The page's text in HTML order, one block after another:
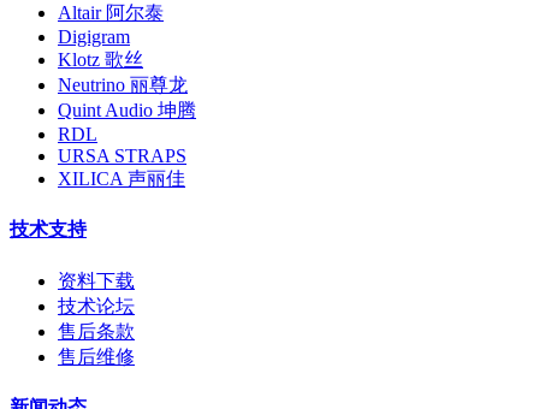
Altair 阿尔泰
Digigram
Klotz 歌丝
Neutrino 丽尊龙
Quint Audio 坤腾
RDL
URSA STRAPS
XILICA 声丽佳
技术支持
资料下载
技术论坛
售后条款
售后维修